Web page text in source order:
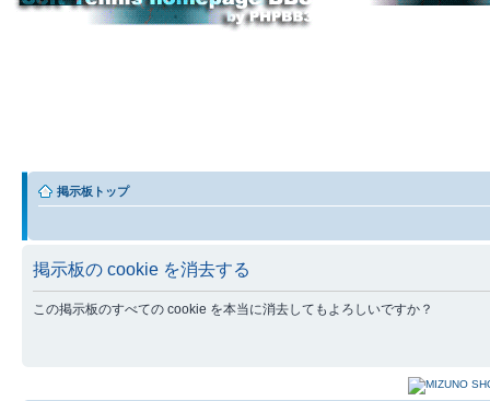
掲示板トップ
掲示板の cookie を消去する
この掲示板のすべての cookie を本当に消去してもよろしいですか？